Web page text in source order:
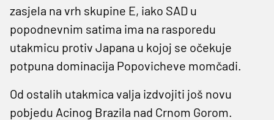
zasjela na vrh skupine E, iako SAD u
popodnevnim satima ima na rasporedu
utakmicu protiv Japana u kojoj se očekuje
potpuna dominacija Popovicheve momčadi.
Od ostalih utakmica valja izdvojiti još novu
pobjedu Acinog Brazila nad Crnom Gorom.